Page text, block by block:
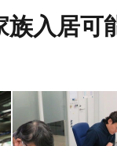
入居可